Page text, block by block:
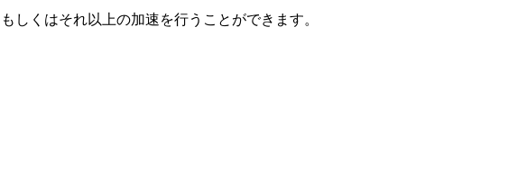
しくはそれ以上の加速を行うことができます。